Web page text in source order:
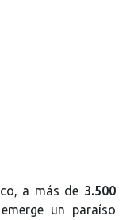
a más de 3.500
un paraíso